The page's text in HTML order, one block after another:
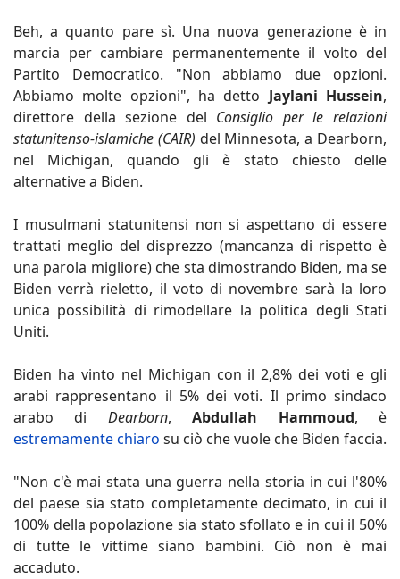
Beh, a quanto pare sì. Una nuova generazione è in
marcia per cambiare permanentemente il volto del
Partito Democratico. "Non abbiamo due opzioni.
Abbiamo molte opzioni", ha detto Jaylani Hussein,
direttore della sezione del Consiglio per le relazioni
statunitenso-islamiche (CAIR) del Minnesota, a Dearborn,
nel Michigan, quando gli è stato chiesto delle
alternative a Biden.
I musulmani statunitensi non si aspettano di essere
trattati meglio del disprezzo (mancanza di rispetto è
una parola migliore) che sta dimostrando Biden, ma se
Biden verrà rieletto, il voto di novembre sarà la loro
unica possibilità di rimodellare la politica degli Stati
Uniti.
Biden ha vinto nel Michigan con il 2,8% dei voti e gli
arabi rappresentano il 5% dei voti. Il primo sindaco
arabo di Dearborn,Abdullah Hammoud, è
estremamente chiaro su ciò che vuole che Biden faccia.
"Non c'è mai stata una guerra nella storia in cui l'80%
del paese sia stato completamente decimato, in cui il
100% della popolazione sia stato sfollato e in cui il 50%
di tutte le vittime siano bambini. Ciò non è mai
accaduto.